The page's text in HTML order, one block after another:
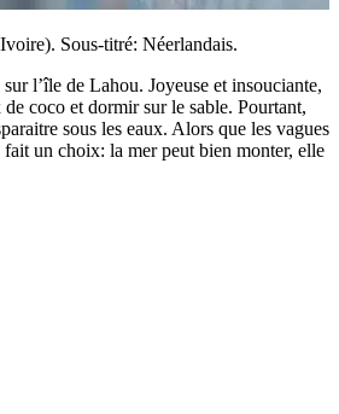
Sous-titré: Néerlandais.
l’île de Lahou. Joyeuse et insouciante,
coco et dormir sur le sable. Pourtant,
sous les eaux. Alors que les vagues
fait un choix: la mer peut bien monter, elle